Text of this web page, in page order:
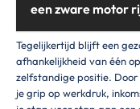
een zware motor
Tegelijkertijd blijft een
afhankelijkheid van één
zelfstandige positie.
je grip op werkdruk,